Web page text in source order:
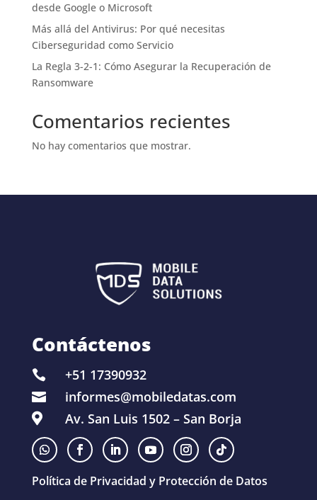
desde Google o Microsoft
Más allá del Antivirus: Por qué necesitas
Ciberseguridad como Servicio
La Regla 3-2-1: Cómo Asegurar la Recuperación de
Ransomware
Comentarios recientes
No hay comentarios que mostrar.
Contáctenos
 +51 17390932
 informes@mobiledatas.com
 Av. San Luis 1502 – San Borja
Política de Privacidad y Protección de Datos